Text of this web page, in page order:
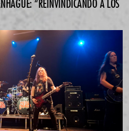
“REINVINDICANDO A LOS